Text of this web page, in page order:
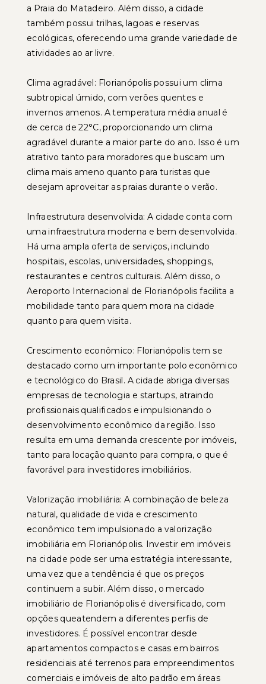
a Praia do Matadeiro. Além disso, a cidade
também possui trilhas, lagoas e reservas
ecológicas, oferecendo uma grande variedade de
atividades ao ar livre.
Clima agradável: Florianópolis possui um clima
subtropical úmido, com verões quentes e
invernos amenos. A temperatura média anual é
de cerca de 22°C, proporcionando um clima
agradável durante a maior parte do ano. Isso é um
atrativo tanto para moradores que buscam um
clima mais ameno quanto para turistas que
desejam aproveitar as praias durante o verão.
Infraestrutura desenvolvida: A cidade conta com
uma infraestrutura moderna e bem desenvolvida.
Há uma ampla oferta de serviços, incluindo
hospitais, escolas, universidades, shoppings,
restaurantes e centros culturais. Além disso, o
Aeroporto Internacional de Florianópolis facilita a
mobilidade tanto para quem mora na cidade
quanto para quem visita.
Crescimento econômico: Florianópolis tem se
destacado como um importante polo econômico
e tecnológico do Brasil. A cidade abriga diversas
empresas de tecnologia e startups, atraindo
profissionais qualificados e impulsionando o
desenvolvimento econômico da região. Isso
resulta em uma demanda crescente por imóveis,
tanto para locação quanto para compra, o que é
favorável para investidores imobiliários.
Valorização imobiliária: A combinação de beleza
natural, qualidade de vida e crescimento
econômico tem impulsionado a valorização
imobiliária em Florianópolis. Investir em imóveis
na cidade pode ser uma estratégia interessante,
uma vez que a tendência é que os preços
continuem a subir. Além disso, o mercado
imobiliário de Florianópolis é diversificado, com
opções queatendem a diferentes perfis de
investidores. É possível encontrar desde
apartamentos compactos e casas em bairros
residenciais até terrenos para empreendimentos
comerciais e imóveis de alto padrão em áreas